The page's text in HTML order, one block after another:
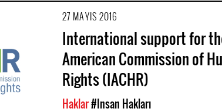
27 MAYIS 2016
International support for
American Commission of
Rights (IACHR)
Haklar#Insan Hakları